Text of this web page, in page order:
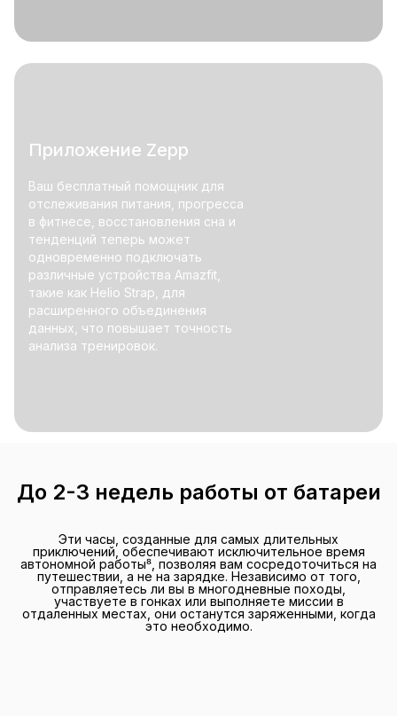
Приложение Zepp
Ваш бесплатный помощник для
отслеживания питания, прогресса
в фитнесе, восстановления сна и
тенденций теперь может
одновременно подключать
различные устройства Amazfit,
такие как Helio Strap, для
расширенного объединения
данных, что повышает точность
анализа тренировок.
До 2-3 недель работы от батареи
Эти часы, созданные для самых длительных
приключений, обеспечивают исключительное время
автономной работы⁸, позволяя вам сосредоточиться на
путешествии, а не на зарядке. Независимо от того,
отправляетесь ли вы в многодневные походы,
участвуете в гонках или выполняете миссии в
отдаленных местах, они останутся заряженными, когда
это необходимо.